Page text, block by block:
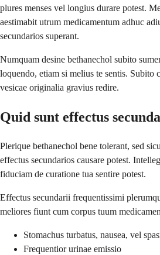
plures menses vel longius durare potest.
aestimabit utrum medicamentum adhuc
secundarios superant.
Numquam desine bethanechol subito
loquendo, etiam si melius te sentis. Subito
vesicae originalia gravius redire.
Quid sunt effectus
Plerique bethanechol bene tolerant, sed
effectus secundarios causare potest.
fiduciam de curatione tua sentire potest.
Effectus secundarii frequentissimi
meliores fiunt cum corpus tuum
Stomachus turbatus, nausea, vel
Frequentior urinae emissio